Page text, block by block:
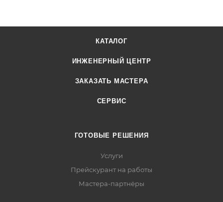
КАТАЛОГ
ИНЖЕНЕРНЫЙ ЦЕНТР
ЗАКАЗАТЬ МАСТЕРА
СЕРВИС
ГОТОВЫЕ РЕШЕНИЯ
Услуги
Прейскурант на работы
Мастера-партнёры